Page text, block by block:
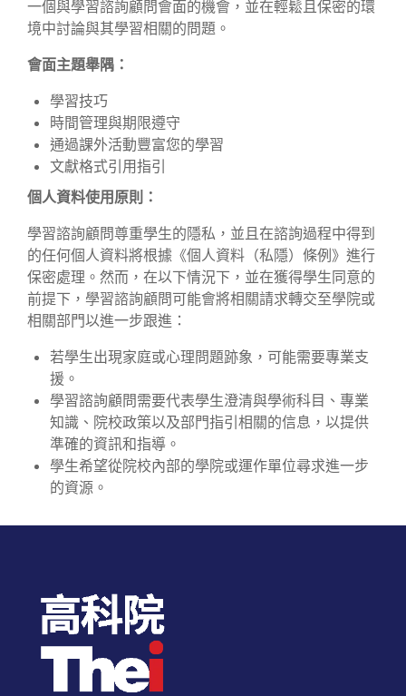
一個與學習諮詢顧問會面的機會，並在輕鬆且保密的環
境中討論與其學習相關的問題。
會面主題舉隅：
學習技巧
時間管理與期限遵守
通過課外活動豐富您的學習
文獻格式引用指引
個人資料使用原則：
學習諮詢顧問尊重學生的隱私，並且在諮詢過程中得到
的任何個人資料將根據《個人資料（私隱）條例》進行
保密處理。然而，在以下情況下，並在獲得學生同意的
前提下，學習諮詢顧問可能會將相關請求轉交至學院或
相關部門以進一步跟進：
若學生出現家庭或心理問題跡象，可能需要專業支
援。
學習諮詢顧問需要代表學生澄清與學術科目、專業
知識、院校政策以及部門指引相關的信息，以提供
準確的資訊和指導。
學生希望從院校內部的學院或運作單位尋求進一步
的資源。